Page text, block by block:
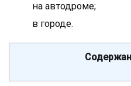
на автодроме;
в городе.